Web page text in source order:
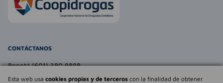
Esta web usa cookies propias y de terceros con la finalidad de obtener
CONTÁCTANOS
Bogotá (601) 380 9898
atencionalcliente@farmaexpress.com